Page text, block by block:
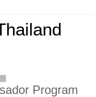
Program